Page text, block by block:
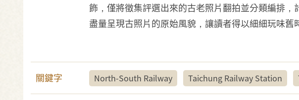
飾，僅將徵集評選出來的古老照片翻拍並分類編排
盡量呈現古照片的原始風貌，讓讀者得以細細玩味
關鍵字 North-South Railway Taichung Railway Station